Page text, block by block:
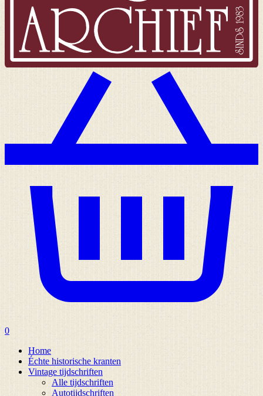
0
Home
Échte historische kranten
Vintage tijdschriften
Alle tijdschriften
Autotijdschriften